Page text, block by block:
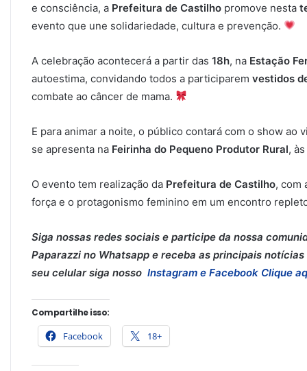
e consciência, a Prefeitura de Castilho promove nesta
evento que une solidariedade, cultura e prevenção.
A celebração acontecerá a partir das 18h, na Estação
autoestima, convidando todos a participarem vestidos
combate ao câncer de mama.
E para animar a noite, o público contará com o show ao
se apresenta na Feirinha do Pequeno Produtor Rural, às
O evento tem realização da Prefeitura de Castilho, com
força e o protagonismo feminino em um encontro
Siga nossas redes sociais e participe da nossa
Paparazzi no Whatsapp e receba as principais
seu celular siga nosso Instagram e Facebook Clique
Compartilhe isso:
Facebook 18+